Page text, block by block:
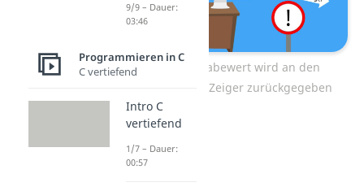
Der Rückgabewert wird an den
spezifischen Zeiger zurückgegeben
9/9 – Dauer:
03:46
Programmieren in C
C vertiefend
Intro C
vertiefend
1/7 – Dauer:
00:57